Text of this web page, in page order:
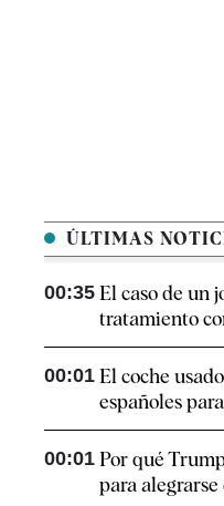
ÚLTIMAS
00:35 El caso de un
tratamiento
00:01 El coche
españoles
00:01 Por qué
para